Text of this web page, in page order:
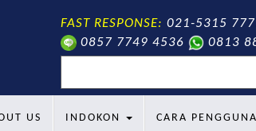
FAST RESPONSE: 021-5315
0857 7749 4536
0813
US INDOKON CARA